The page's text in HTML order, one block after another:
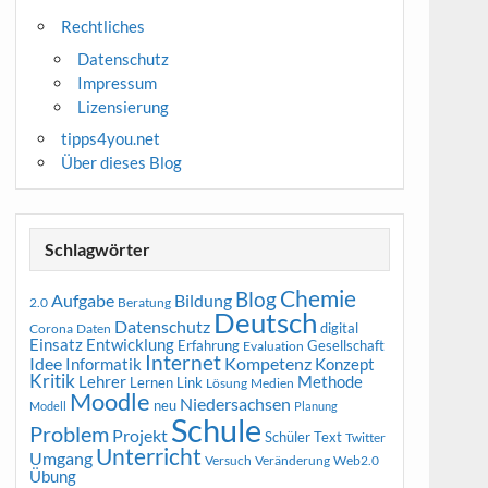
Rechtliches
Datenschutz
Impressum
Lizensierung
tipps4you.net
Über dieses Blog
Schlagwörter
2.0 Aufgabe Beratung Bildung BlogChemie
Corona Daten Datenschutz Deutsch digital
Einsatz Entwicklung Erfahrung Evaluation Gesellschaft
Idee Informatik Internet Kompetenz Konzept
Kritik Lehrer Lernen Link Lösung Medien Methode
Modell Moodle neu Niedersachsen Planung
Problem Projekt Schule Schüler Text Twitter
Umgang Unterricht Versuch Veränderung Web2.0
Übung